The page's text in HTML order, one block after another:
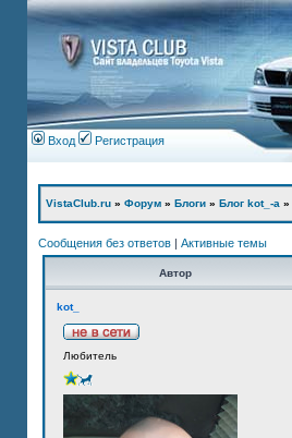
Вход Регистрация
VistaClub.ru » Форум » Блоги » Блог kot_-а »
Сообщения без ответов | Активные темы
Автор
kot_
Любитель